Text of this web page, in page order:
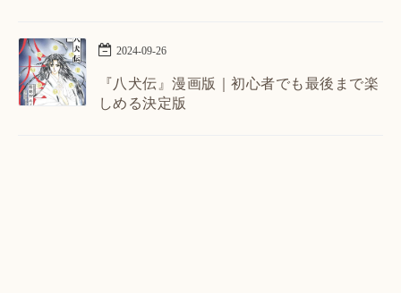
2024-09-26
『八犬伝』漫画版｜初心者でも最後まで楽
しめる決定版